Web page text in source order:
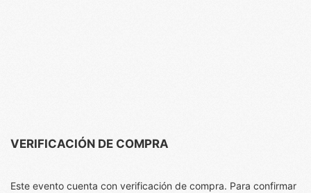
VERIFICACIÓN DE COMPRA
Este evento cuenta con verificación de compra. Para confirmar